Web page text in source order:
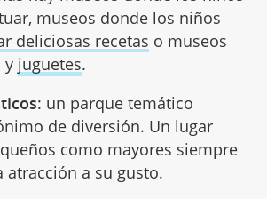
museos donde los niños
deliciosas recetas o museos
y juguetes.
: un parque temático
de diversión. Un lugar
como mayores siempre
atracción a su gusto.